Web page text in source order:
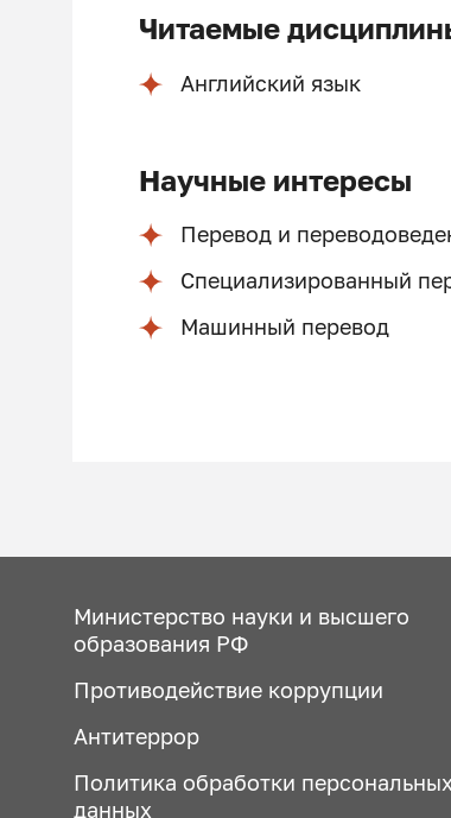
Читаемые
Английский язык
Научные интересы
Перевод и
Специализированный
Машинный перевод
Министерство науки и высшего
образования РФ
Противодействие коррупции
Антитеррор
Политика обработки персональных
данных